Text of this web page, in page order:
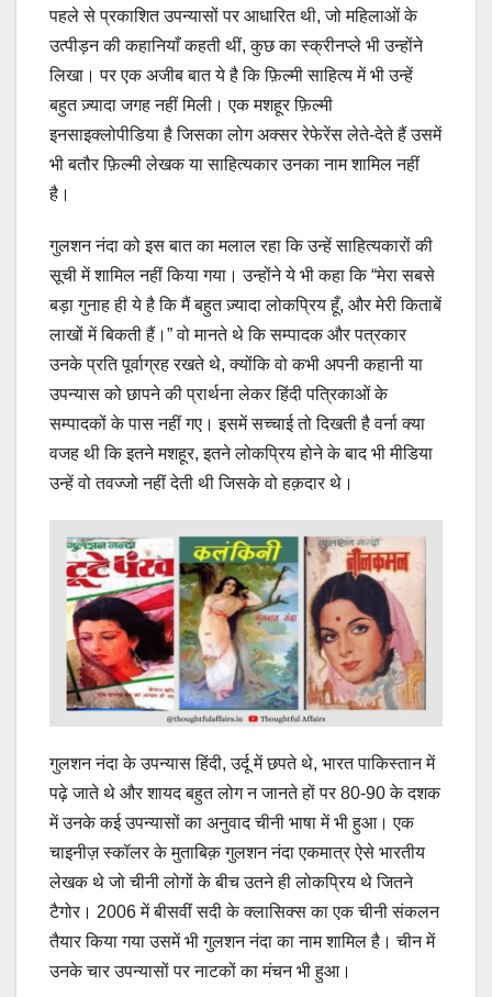
पहले से प्रकाशित उपन्यासों पर आधारित थी, जो महिलाओं के
उत्पीड़न की कहानियाँ कहती थीं, कुछ का स्क्रीनप्ले भी उन्होंने
लिखा। पर एक अजीब बात ये है कि फ़िल्मी साहित्य में भी उन्हें
बहुत ज़्यादा जगह नहीं मिली। एक मशहूर फ़िल्मी
इनसाइक्लोपीडिया है जिसका लोग अक्सर रेफेरेंस लेते-देते हैं उसमें
भी बतौर फ़िल्मी लेखक या साहित्यकार उनका नाम शामिल नहीं
है।
गुलशन नंदा को इस बात का मलाल रहा कि उन्हें साहित्यकारों की
सूची में शामिल नहीं किया गया। उन्होंने ये भी कहा कि “मेरा सबसे
बड़ा गुनाह ही ये है कि मैं बहुत ज़्यादा लोकप्रिय हूँ, और मेरी किताबें
लाखों में बिकती हैं।” वो मानते थे कि सम्पादक और पत्रकार
उनके प्रति पूर्वाग्रह रखते थे, क्योंकि वो कभी अपनी कहानी या
उपन्यास को छापने की प्रार्थना लेकर हिंदी पत्रिकाओं के
सम्पादकों के पास नहीं गए। इसमें सच्चाई तो दिखती है वर्ना क्या
वजह थी कि इतने मशहूर, इतने लोकप्रिय होने के बाद भी मीडिया
उन्हें वो तवज्जो नहीं देती थी जिसके वो हक़दार थे।
गुलशन नंदा के उपन्यास हिंदी, उर्दू में छपते थे, भारत पाकिस्तान में
पढ़े जाते थे और शायद बहुत लोग न जानते हों पर 80-90 के दशक
में उनके कई उपन्यासों का अनुवाद चीनी भाषा में भी हुआ। एक
चाइनीज़ स्कॉलर के मुताबिक़ गुलशन नंदा एकमात्र ऐसे भारतीय
लेखक थे जो चीनी लोगों के बीच उतने ही लोकप्रिय थे जितने
टैगोर। 2006 में बीसवीं सदी के क्लासिक्स का एक चीनी संकलन
तैयार किया गया उसमें भी गुलशन नंदा का नाम शामिल है। चीन में
उनके चार उपन्यासों पर नाटकों का मंचन भी हुआ।